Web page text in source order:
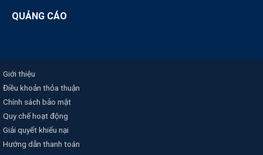
QUẢNG CÁO
Giới thiệu
Điều khoản thỏa thuận
Chính sách bảo mật
Quy chế hoạt động
Giải quyết khiếu nại
Hướng dẫn thanh toán